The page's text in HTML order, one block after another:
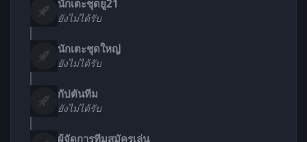
นักเตะชุดยู21
ยังไม่ได้รับ
นักเตะชุดใหญ่
ยังไม่ได้รับ
กัปตันทีม
ยังไม่ได้รับ
ผู้จัดการทีมสมัครเล่น